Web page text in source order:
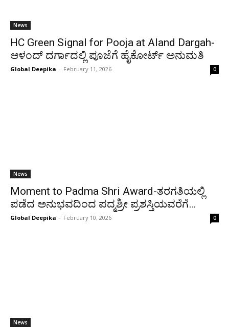
News
HC Green Signal for Pooja at Aland Dargah-
ಆಳಂದ್ ದರ್ಗಾದಲ್ಲಿ ಪೂಜೆಗೆ ಹೈಕೋರ್ಟ್ ಅನುಮತಿ
Global Deepika - February 11, 2026 0
News
Moment to Padma Shri Award-ತರಗತಿಯಲ್ಲಿ
ಪಡೆದ ಅನುಭವದಿಂದ ಪದ್ಮಶ್ರೀ ಪ್ರಶಸ್ತಿಯವರೆಗೆ…
Global Deepika - February 10, 2026 0
News